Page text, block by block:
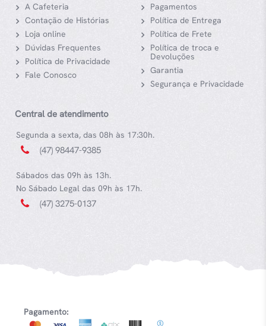
A Cafeteria
Contação de Histórias
Loja online
Dúvidas Frequentes
Política de Privacidade
Fale Conosco
Pagamentos
Política de Entrega
Política de Frete
Política de troca e
Devoluções
Garantia
Segurança e Privacidade
Central de atendimento
Segunda a sexta, das 08h às 17:30h.
(47) 98447-9385
Sábados das 09h às 13h.
No Sábado Legal das 09h às 17h.
(47) 3275-0137
Pagamento: